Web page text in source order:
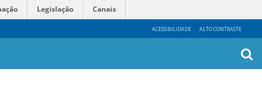
ACESSIBILIDADE ALTO CONTRASTE
Legislação Canais